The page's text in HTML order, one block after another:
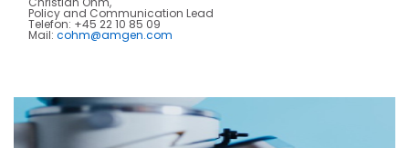
Policy and Communication Lead
Telefon: +45 22 10 85 09
Mail: cohm@amgen.com